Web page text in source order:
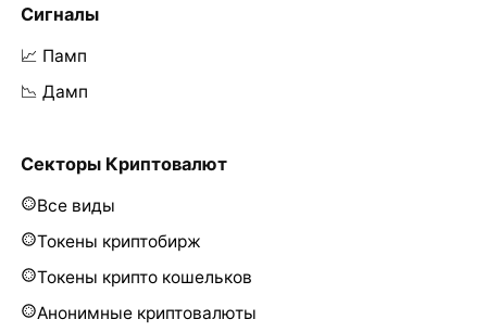
Сигналы
📈 Памп
📉 Дамп
Секторы Криптовалют
Все виды
Токены криптобирж
Токены крипто кошельков
Анонимные криптовалюты